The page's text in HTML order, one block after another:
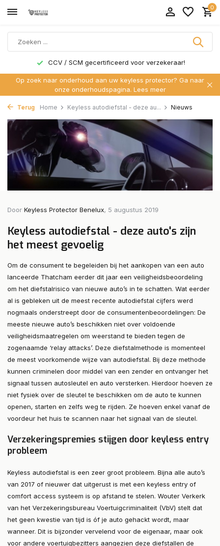
0
CCV / SCM gecertificeerd voor verzekeraar!
Op zoek naar onderhoud aan uw keyless protector? Ga naar
onze onderhoudspagina. Lees meer
Terug Home Keyless autodiefstal - deze au... Nieuws
Door Keyless Protector Benelux, 5 augustus 2019
Keyless autodiefstal - deze auto's zijn
het meest gevoelig
Om de consument te begeleiden bij het aankopen van een auto
lanceerde Thatcham eerder dit jaar een veiligheidsbeoordeling
om het diefstalrisico van nieuwe auto’s in te schatten. Wat eerder
al is gebleken uit de meest recente autodiefstal cijfers werd
nogmaals onderstreept door de consumentenbeoordelingen: De
meeste nieuwe auto’s beschikken niet over voldoende
veiligheidsmaatregelen om weerstand te bieden tegen de
zogenaamde ‘relay attacks’. Deze diefstalmethode is momenteel
de meest voorkomende wijze van autodiefstal. Bij deze methode
kunnen criminelen door middel van een zender en ontvanger het
signaal tussen autosleutel en auto versterken. Hierdoor hoeven ze
niet fysiek over de sleutel te beschikken om de auto te kunnen
openen, starten en zelfs weg te rijden. Ze hoeven enkel vanaf de
voordeur het huis te scannen naar het signaal van de sleutel.
Verzekeringspremies stijgen door keyless entry
probleem
Keyless autodiefstal is een zeer groot probleem. Bijna alle auto’s
van 2017 of nieuwer dat uitgerust is met een keyless entry of
comfort access systeem is op afstand te stelen. Wouter Verkerk
van het Verzekeringsbureau Voertuigcriminaliteit (VbV) stelt dat
het geen kwestie van tijd is óf je auto gehackt wordt, maar
wanneer. Dit is bijzonder vervelend voor de eigenaar, maar ook
voor andere voertuigbezitters aangezien deze diefstallen de